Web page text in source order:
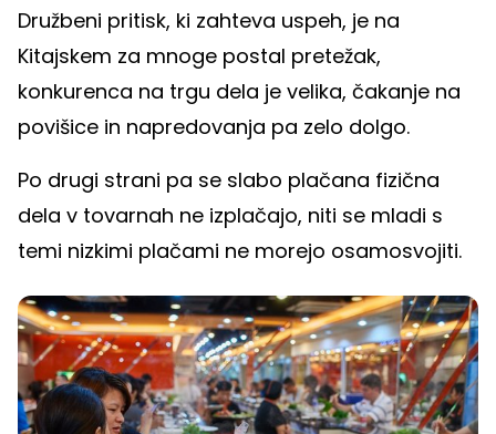
Družbeni pritisk, ki zahteva uspeh, je na
Kitajskem za mnoge postal pretežak,
konkurenca na trgu dela je velika, čakanje na
povišice in napredovanja pa zelo dolgo.
Po drugi strani pa se slabo plačana fizična
dela v tovarnah ne izplačajo, niti se mladi s
temi nizkimi plačami ne morejo osamosvojiti.